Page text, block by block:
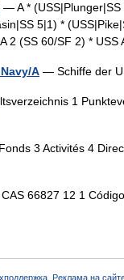
— A * (USS|Plunger|SS
5|1) *
2 (SS 60/SF 2) *
A — Schiffe der
1
3 Activités 4
66827 12 1
Реклама на